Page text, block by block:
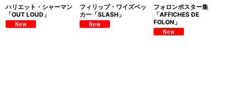
ハリエット・シャーマン
「OUT LOUD」
フィリップ・ワイズベッ
カー「SLASH」
フォロンポスター集
「AFFICHES DE
FOLON」